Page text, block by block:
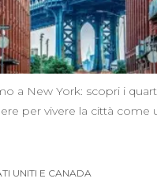
a New York: scopri i
per vivere la città come
UNITI E CANADA